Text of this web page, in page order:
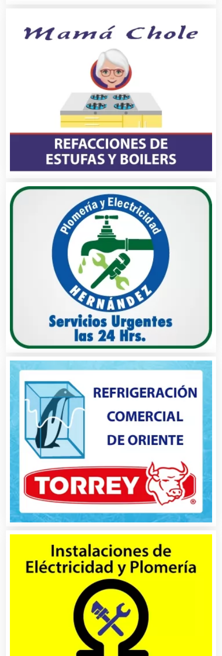
Automatización
Automóviles Nuevos y Usados
Autopartes Eléctricas
Balnearios
Bancos
Banquetes
Basculas
Bebidas
Belleza
Bordados y Estampados
Boutiques
Cafeterías